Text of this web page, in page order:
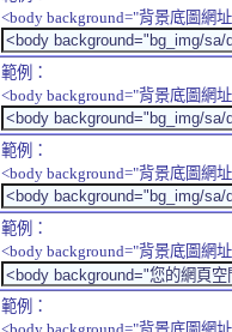
<body background="背景底圖網
範例：
<body background="背景底圖網
範例：
<body background="背景底圖網
範例：
<body background="背景底圖網
範例：